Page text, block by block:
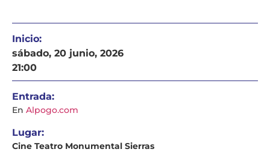
Inicio:
sábado, 20 junio, 2026
21:00
Entrada:
En Alpogo.com
Lugar:
Cine Teatro Monumental Sierras